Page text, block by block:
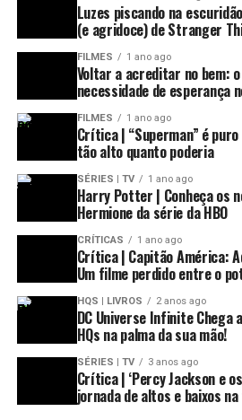
Luzes piscando na
(e agridoce) de Stranger
FILMES 1 ano ago
Voltar a acreditar no bem:
necessidade de esperança
FILMES 1 ano ago
Crítica | “Superman” é
tão alto quanto poderia
SÉRIES | TV 1 ano ago
Harry Potter | Conheça os
Hermione da série da HBO
CRÍTICAS 1 ano ago
Crítica | Capitão América:
Um filme perdido entre o
HQS | LIVROS 2 anos ago
DC Universe Infinite Chega
HQs na palma da sua mão!
SÉRIES | TV 3 anos ago
Crítica | ‘Percy Jackson e
jornada de altos e baixos